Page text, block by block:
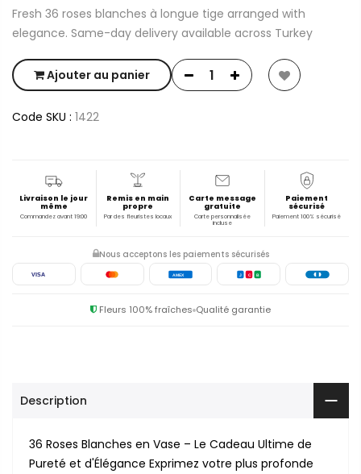
Fresh 36 roses blanches à longue tige arranged with
elegance. Same-day delivery available across Turkey
Ajouter au panier
Code SKU : 1422
Livraison le jour
même
Commandez avant 19:00
Remis en main
propre
Par des fleuristes locaux
Carte message
gratuite
Carte personnalisée
incluse
Paiement
sécurisé
Paiement 100% sécurisé
Nous acceptons les paiements sécurisés
VISA AMEX J C B
Fleurs 100% fraîches Qualité garantie
Description
36 Roses Blanches en Vase – Le Cadeau Ultime de
Pureté et d'Élégance Exprimez votre plus profonde